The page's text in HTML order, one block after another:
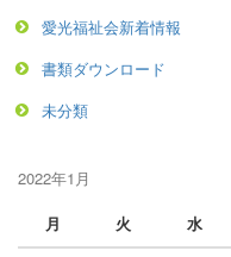
愛光福祉会新着情報
書類ダウンロード
未分類
2022年1月
月
火 水